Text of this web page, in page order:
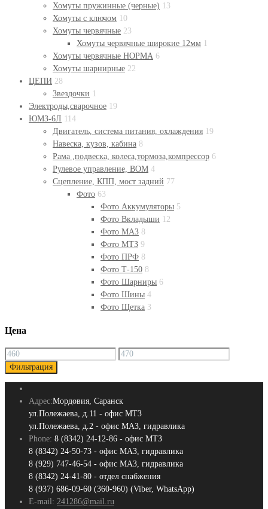
Хомуты пружинные (черные) 13
Хомуты с ключом 10
Хомуты червячные 23
Хомуты червячные широкие 12мм 1
Хомуты червячные НОРМА 6
Хомуты шарнирные 22
ЦЕПИ 28
Звездочки 1
Электроды,сварочное 19
ЮМЗ-6Л 114
Двигатель, система питания, охлаждения 19
Навеска, кузов, кабина 8
Рама ,подвеска, колеса,тормоза,компрессор 6
Рулевое управление, ВОМ 4
Сцепление, КПП, мост задний 77
Фото 63
Фото Аккумуляторы 5
Фото Вкладыши 12
Фото МАЗ 8
Фото МТЗ 9
Фото ПРФ 8
Фото Т-150 8
Фото Шарниры 6
Фото Шины 4
Фото Щетка 3
Цена
Минимальная
цена
Максимальная
Фильтрация
Адрес:Мордовия, Саранск
ул.Полежаева, д.11 - офис МТЗ
ул.Полежаева, д.2 - офис МАЗ, гидравлика
Phone: 8 (8342) 24-12-86 - офис МТЗ
8 (8342) 24-50-73 - офис МАЗ, гидравлика
8 (929) 747-46-54 - офис МАЗ, гидравлика
8 (8342) 24-41-80 - отдел снабжения
8 (937) 686-09-60 (360-960) (Viber, WhatsApp)
E-mail: 241286@mail.ru